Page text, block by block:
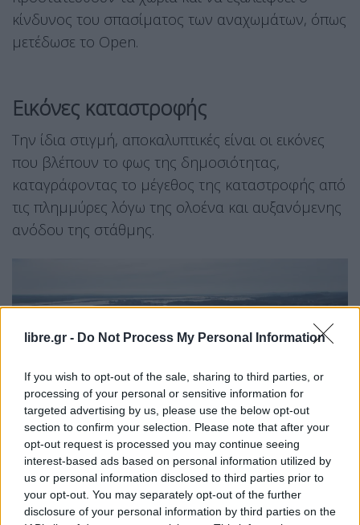
libre.gr - Do Not Process My Personal Information
If you wish to opt-out of the sale, sharing to third parties, or
processing of your personal or sensitive information for
targeted advertising by us, please use the below opt-out
section to confirm your selection. Please note that after your
opt-out request is processed you may continue seeing
interest-based ads based on personal information utilized by
us or personal information disclosed to third parties prior to
your opt-out. You may separately opt-out of the further
disclosure of your personal information by third parties on the
κίνδυνος του σπασίματος των αναχωμάτων, όπως
μετέδωσε το Open.
Εικόνες καταστροφής
Την ίδια στιγμή, αποκαλυπτικές είναι οι εικόνες
που βλέπουν το φως της δημοσιότητας,
καταγράφοντας το μέγεθος της καταστροφής από
τις πλημμύρες λόγω της ολοένα και αυξανόμενης
ανόδου της στάθμης.